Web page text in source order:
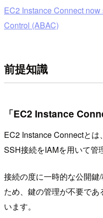
EC2 Instance Connect
Control (ABAC)
前提知識
「EC2 Instance
EC2 Instance Connectと
SSH接続をIAMを用いて管
接続の度に一時的な公開
ため、鍵の管理が不要で
います。